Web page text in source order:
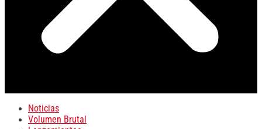
Noticias
Volumen Brutal